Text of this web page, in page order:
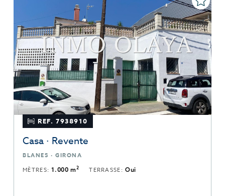
REF. 7938910
Casa · Revente
BLANES · GIRONA
MÈTRES:1.000 m2 TERRASSE:Oui